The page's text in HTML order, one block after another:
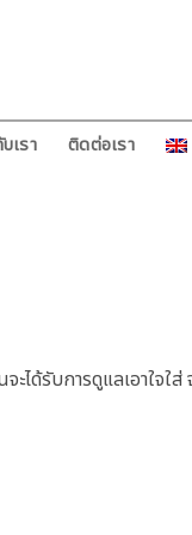
เรา ติดต่อเรา
จะได้รับการดูแลเอาใจ